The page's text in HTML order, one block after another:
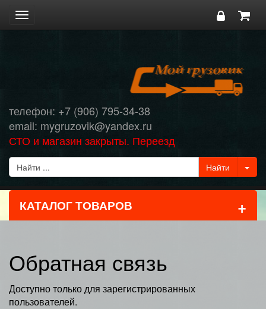
Toggle
navigation
телефон: +7 (906) 795-34-38
email: mygruzovik@yandex.ru
СТО и магазин закрыты. Переезд
КАТАЛОГ ТОВАРОВ +
Обратная связь
Доступно только для зарегистрированных
пользователей.